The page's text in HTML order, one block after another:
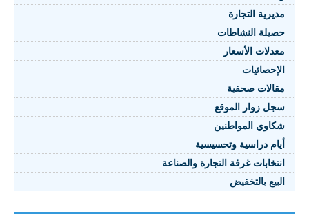
النصوص 2021
FRANÇAIS
مديرية التجارة
حصيلة النشاطات
معدلات الأسعار
الإحصائيات
مقالات صحفية
سجل زوار الموقع
شكاوي المواطنين
أيام دراسية وتحسيسية
انتخابات غرفة التجارة والصناعة
البيع بالتخفيض